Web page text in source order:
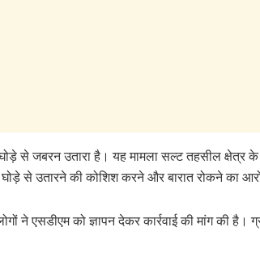
से जबरन उतारा है। यह मामला सल्ट तहसील क्षेत्र
से उतारने की कोशिश करने और बारात रोकने का
ने एसडीएम को ज्ञापन देकर कार्रवाई की मांग की है।